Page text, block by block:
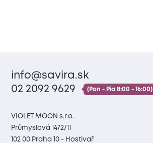
info@savira.sk
02 2092 9629
(Pon - Pia 8:00 - 16:00)
VIOLET MOON s.r.o.
Průmyslová 1472/11
102 00 Praha 10 - Hostivař